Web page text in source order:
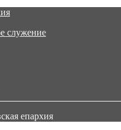
служение
епархия